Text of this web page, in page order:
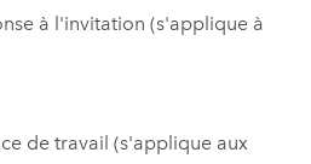
à l'invitation (s'applique à
de travail (s'applique aux